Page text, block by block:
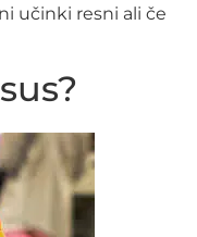
učinki resni ali če